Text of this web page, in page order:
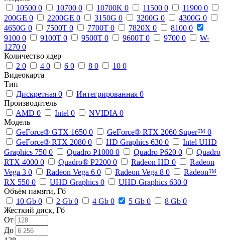
10500 0 10700 0 10700K 0 11500 0 11900 0
200GE 0 2200GE 0 3150G 0 3200G 0 4300G 0
4650G 0 7500T 0 7700T 0 7820X 0 8100 0
9100 0 9100T 0 9500T 0 9600T 0 9700 0
W-
1270 0
Количество ядер
2 0 4 0 6 0 8 0 10 0
Видеокарта
Тип
Дискретная 0 Интегрированная 0
Производитель
AMD 0 Intel 0 NVIDIA 0
Модель
GeForce® GTX 1650 0 GeForce® RTX 2060 Super™ 0
GeForce® RTX 2080 0 HD Graphics 630 0
Intel UHD
Graphics 750 0 Quadro P1000 0 Quadro P620 0
Quadro
RTX 4000 0 Quadro® P2200 0 Radeon HD 0
Radeon
Vega 3 0 Radeon Vega 6 0 Radeon Vega 8 0
Radeon™
RX 550 0 UHD Graphics 0 UHD Graphics 630 0
Объём памяти, Гб
10 Gb 0 2 Gb 0 4 Gb 0 5 Gb 0 8 Gb 0
Жесткий диск, Гб
От
До